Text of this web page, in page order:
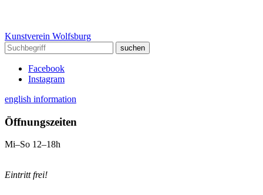
Kunstverein Wolfsburg
Facebook
Instagram
english information
Öffnungszeiten
Mi–So 12–18h
Eintritt frei!